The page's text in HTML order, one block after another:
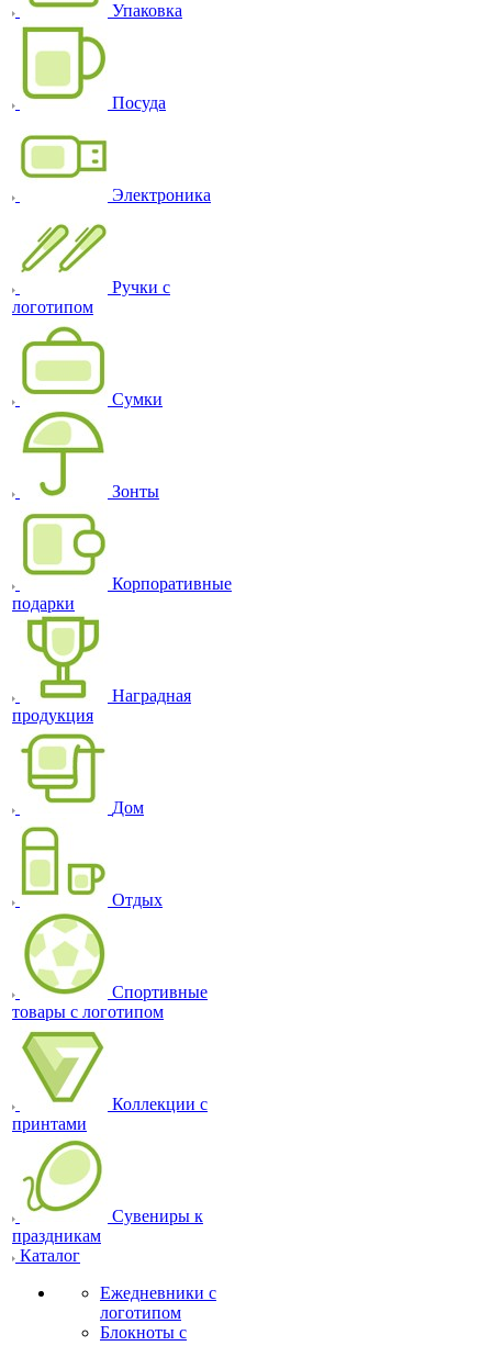
Упаковка
Посуда
Электроника
Ручки с
логотипом
Сумки
Зонты
Корпоративные
подарки
Наградная
продукция
Дом
Отдых
Спортивные
товары с логотипом
Коллекции с
принтами
Сувениры к
праздникам
Каталог
Ежедневники с
логотипом
Блокноты с